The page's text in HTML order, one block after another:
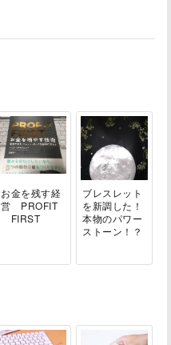
お金を残す経
営 PROFIT
FIRST
ブレスレット
を新調した！
本物のパワー
ストーン！？